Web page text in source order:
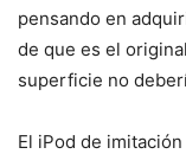
pensando en
de que es el
superficie no
El iPod de